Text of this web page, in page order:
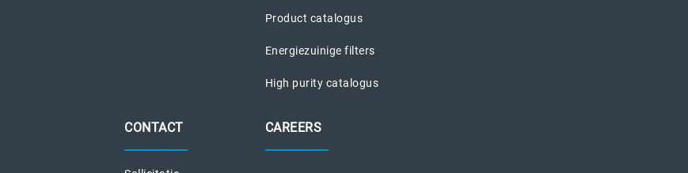
Product catalogus
Energiezuinige filters
High purity catalogus
CONTACT CAREERS